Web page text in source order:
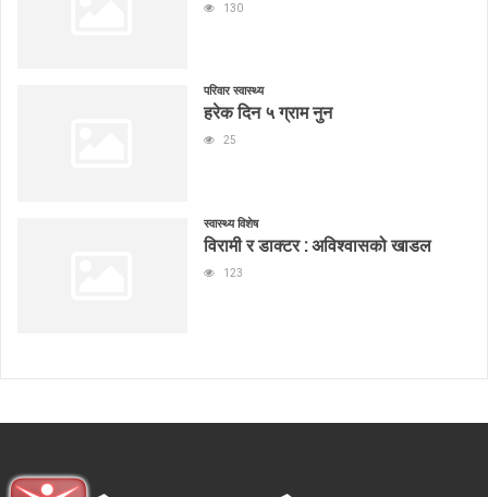
130
परिवार स्वास्थ्य
हरेक दिन ५ ग्राम नुन
25
स्वास्थ्य विशेष
विरामी र डाक्टर : अविश्वासको खाडल
123